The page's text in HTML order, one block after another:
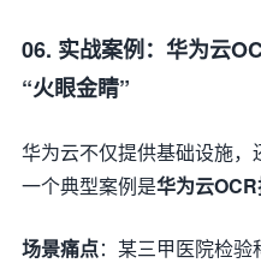
06. 实战案例：华为云
“火眼金睛”
华为云不仅提供基础设施，
一个典型案例是华为云
场景痛点：某三甲医院检